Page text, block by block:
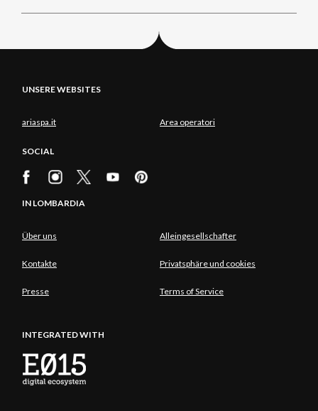
UNSERE WEBSITES
ariaspa.it Area operatori
SOCIAL
IN LOMBARDIA
Über uns Alleingesellschafter
Kontakte Privatsphäre und cookies
Presse Terms of Service
INTEGRATED WITH